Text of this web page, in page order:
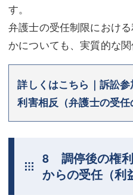
す。
弁護士の受任制限におけ
かについても、実質的な
詳しくはこちら｜訴訟
利害相反（弁護士の受任
8 調停後の権
からの受任（利